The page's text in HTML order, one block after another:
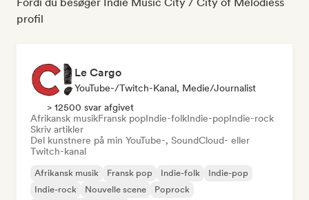
profil
Le Cargo
YouTube-/Twitch-Kanal, Medie/journalist
> 12500 svar afgivet
Afrikansk musikFransk popIndie-folkIndie-popIndie-rock
Skriv artikler
Del kunstnere på min YouTube-, SoundCloud- eller
Twitch-kanal
Afrikansk musik Fransk pop Indie-folk
Indie-pop
Indie-rock
Nouvelle scene
Poprock